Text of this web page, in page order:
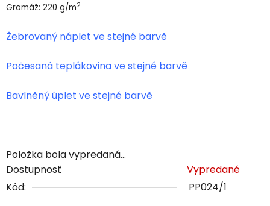
Gramáž: 220 g/m2
Žebrovaný náplet ve stejné barvě
Počesaná teplákovina ve stejné barvě
Bavlněný úplet ve stejné barvě
Položka bola vypredaná…
Dostupnosť
Vypredané
Kód:
PP024/1